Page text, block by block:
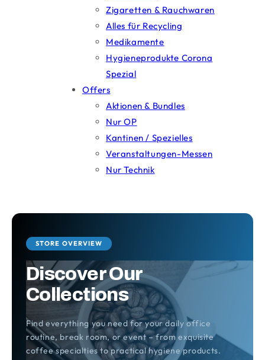
Zigaretten & Rauchwaren
Alles für Recycling
Medikamente
Hygieneprodukte Corona
Spezial
Offers
Aktionen & Bundles
Nur OP
Kantinen / Spezielles
Veranstaltungen-Messen
Nur Technik
STORE OVERVIEW
Discover Our
Collections
Find everything you need for your daily office
routine, break room, or event – from exquisite
coffee specialties to practical hygiene products.